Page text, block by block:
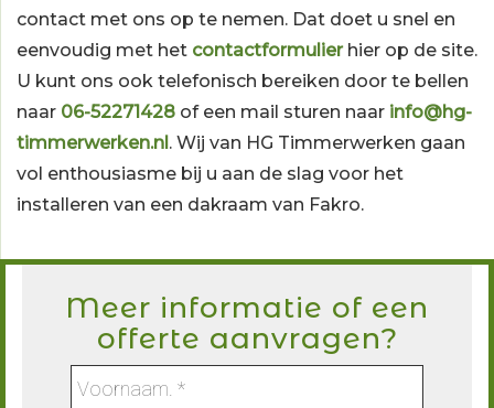
contact met ons op te nemen. Dat doet u snel en
eenvoudig met het contactformulierhier op de site.
U kunt ons ook telefonisch bereiken door te bellen
naar 06-52271428 of een mail sturen naar info@hg-
timmerwerken.nl. Wij van HG Timmerwerken gaan
vol enthousiasme bij u aan de slag voor het
installeren van een dakraam van Fakro.
Meer informatie of een
offerte aanvragen?